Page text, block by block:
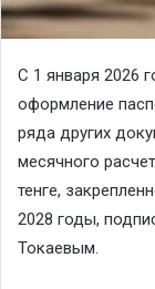
С 1 января 2026
оформление
ряда других
месячного
тенге,
2028 годы,
Токаевым.